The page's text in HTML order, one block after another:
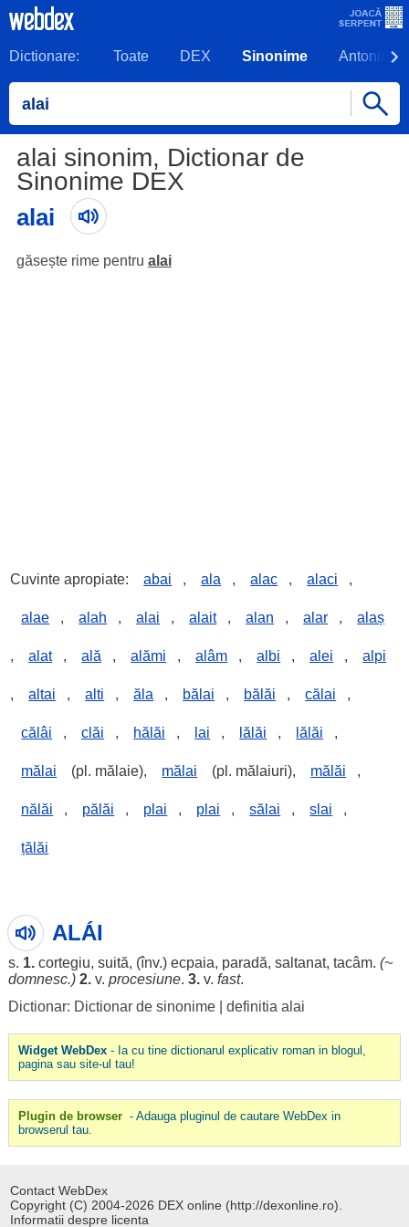
Dictionare: Toate DEX Sinonime Antonime
alai sinonim, Dictionar de
Sinonime DEX
alai
găsește rime pentru alai
Cuvinte apropiate: abai , ala , alac , alaci ,
alae , alah , alai , alait , alan , alar , alaș
, alat , ală , alămi , alâm , albi , alei , alpi
, altai , alti , ăla , bălai , bălăi , călai ,
călâi , clăi , hălăi , lai , lălăi , lălăi ,
mălai (pl. mălaie), mălai (pl. mălaiuri), mălăi ,
nălăi , pălăi , plai , plai , sălai , slai ,
țălăi
ALÁI
s. 1. cortegiu, suită, (înv.) ecpaia, paradă, saltanat, tacâm. (~
domnesc.) 2.v. procesiune. 3.v. fast.
Dictionar: Dictionar de sinonime| definitia alai
Widget WebDex- Ia cu tine dictionarul explicativ roman in blogul,
pagina sau site-ul tau!
Plugin de browser - Adauga pluginul de cautare WebDex in
browserul tau.
Contact WebDex
Copyright (C) 2004-2026 DEX online (http://dexonline.ro).
Informatii despre licenta